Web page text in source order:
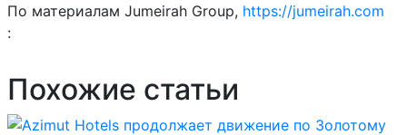
По материалам Jumeirah Group, https://jumeirah.com
:
Похожие статьи